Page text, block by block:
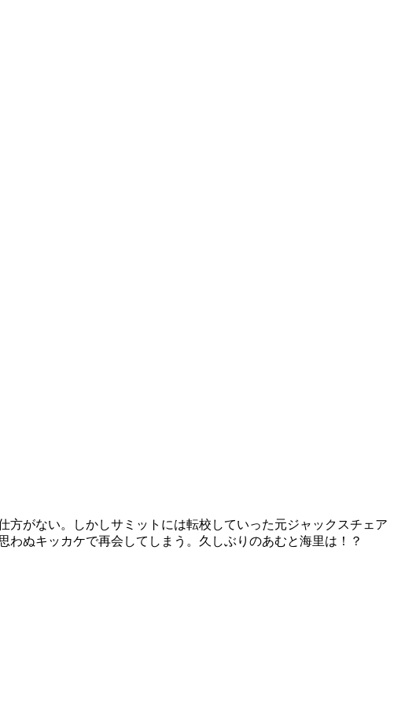
がない。しかしサミットには転校していった元ジャックスチェア
ぬキッカケで再会してしまう。久しぶりのあむと海里は！？